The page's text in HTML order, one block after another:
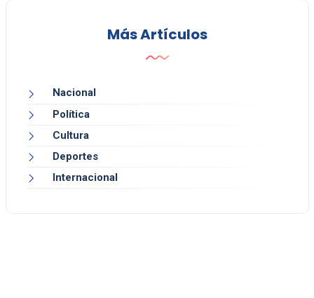
Más Artículos
Nacional
Política
Cultura
Deportes
Internacional